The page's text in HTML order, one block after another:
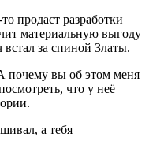
продаст разработки
материальную выгоду
за спиной Златы.
почему вы об этом меня
что у неё
а тебя